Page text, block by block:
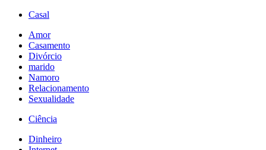
Casal
Amor
Casamento
Divórcio
marido
Namoro
Relacionamento
Sexualidade
Ciência
Dinheiro